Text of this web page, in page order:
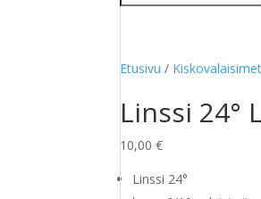
Etusivu / Kiskovalaisimet
Linssi 24°
10,00€
Linssi 24°